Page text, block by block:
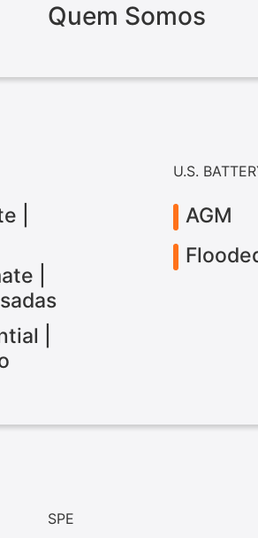
Quem Somos
|
|
|
U.S.
AGM
SPE